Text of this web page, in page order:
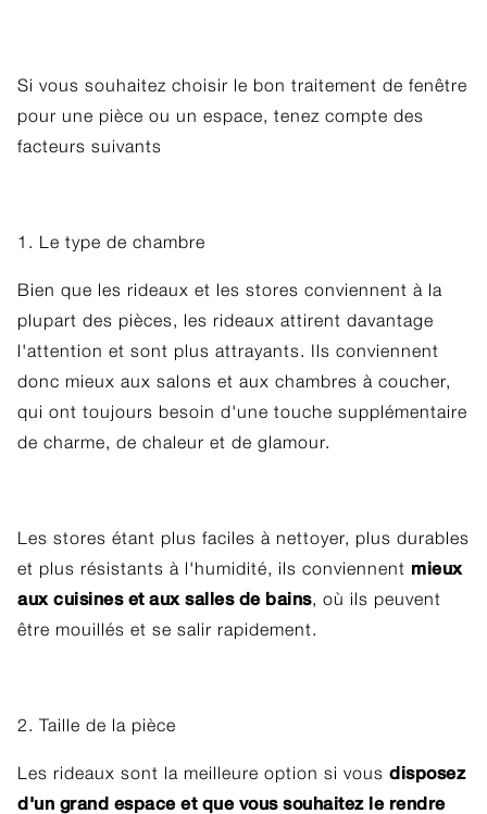
Si vous souhaitez choisir le bon traitement de fenêtre
pour une pièce ou un espace, tenez compte des
facteurs suivants
1. Le type de chambre
Bien que les rideaux et les stores conviennent à la
plupart des pièces, les rideaux attirent davantage
l'attention et sont plus attrayants. Ils conviennent
donc mieux aux salons et aux chambres à coucher,
qui ont toujours besoin d'une touche supplémentaire
de charme, de chaleur et de glamour.
Les stores étant plus faciles à nettoyer, plus durables
et plus résistants à l'humidité, ils conviennent mieux
aux cuisines et aux salles de bains, où ils peuvent
être mouillés et se salir rapidement.
2. Taille de la pièce
Les rideaux sont la meilleure option si vous disposez
d'un grand espace et que vous souhaitez le rendre